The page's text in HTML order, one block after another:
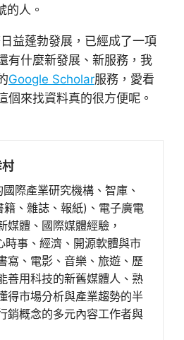
的人。
益蓬勃發展，已經成了一項
有什麼新發展、新服務，我
Google Scholar服務，愛看
個來找資料真的很方便呢。
際產業研究機構、智庫、
、雜誌、報紙)、電子廣電
媒體、國際媒體經驗，
時事、經濟、開源軟體與市
寫、電影、音樂、旅遊、歷
善用科技的新舊媒體人、熟
得市場分析與產業趨勢的半
銷概念的多元內容工作者與